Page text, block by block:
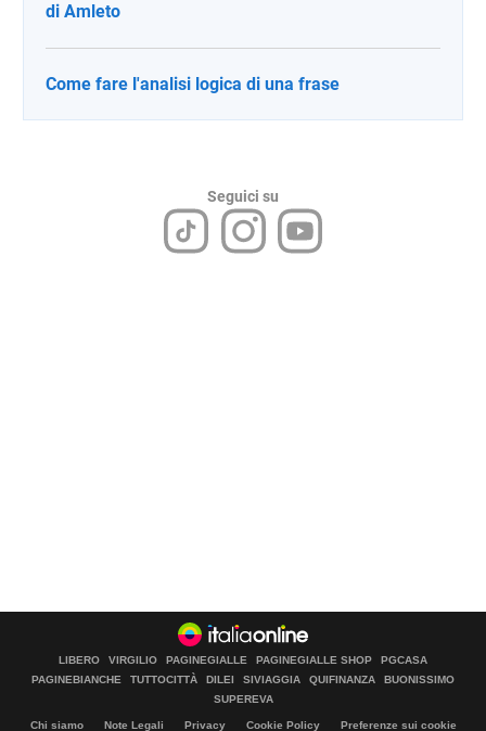
di Amleto
Come fare l'analisi logica di una frase
Seguici su
LIBERO VIRGILIO PAGINEGIALLE PAGINEGIALLE SHOP
PGCASA
PAGINEBIANCHE
TUTTOCITTÀ DILEI SIVIAGGIA QUIFINANZA
BUONISSIMO
SUPEREVA
Chi siamo Note Legali Privacy Cookie Policy Preferenze sui cookie